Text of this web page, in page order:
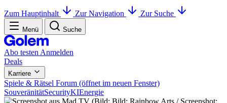
Zum Hauptinhalt Zur Navigation Zur Suche
Menü Suche
Abo testen Anmelden
Deals
Karriere
Spiele & Rätsel Forum (öffnet im neuen Fenster)
SouveränitätSecurityKIEnergie